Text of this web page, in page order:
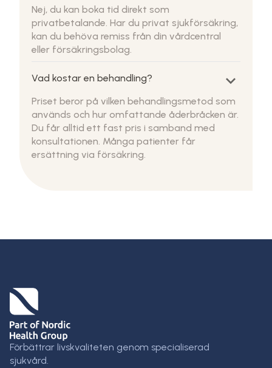
Nej, du kan boka tid direkt som
privatbetalande. Har du privat sjukförsäkring,
kan du behöva remiss från din vårdcentral
eller försäkringsbolag.
Vad kostar en behandling? keyboard_arrow_down
Priset beror på vilken behandlingsmetod som
används och hur omfattande åderbråcken är.
Du får alltid ett fast pris i samband med
konsultationen. Många patienter får
ersättning via försäkring.
Förbättrar livskvaliteten genom specialiserad
sjukvård.